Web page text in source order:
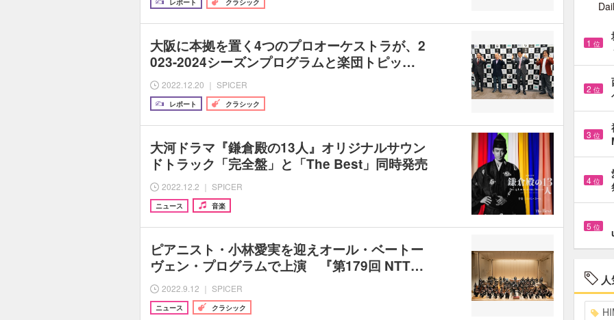
レポート クラシック
大阪に本拠を置く4つのプロオーケストラが、2
023-2024シーズンプログラムと楽団トピッ…
2022.12.20 ｜ SPICER
レポート クラシック
大河ドラマ『鎌倉殿の13人』オリジナルサウン
ドトラック「完全盤」と「The Best」同時発売
2022.12.2 ｜ SPICER
ニュース 音楽
ピアニスト・⼩林愛実を迎えオール・ベートー
ヴェン・プログラムで上演 『第179回 NTT…
2022.9.12 ｜ SPICER
ニュース クラシック
1 位
2 位
3 位
4 位
5 位